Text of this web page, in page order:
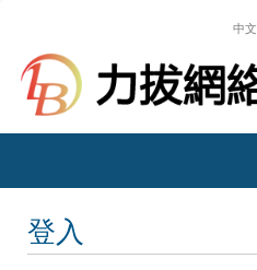
中文
登入